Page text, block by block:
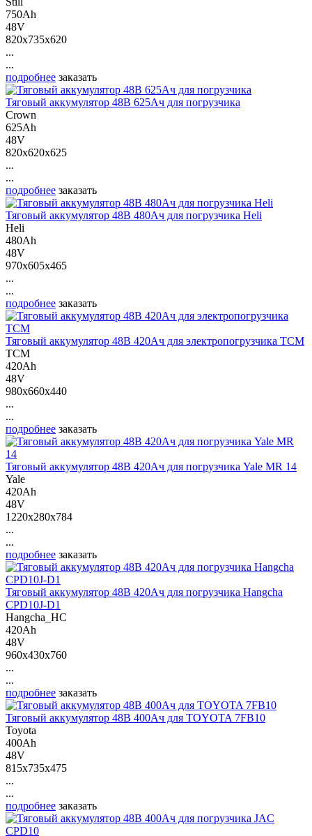
750Ah
48V
820x735x620
...
...
подробнее заказать
Тяговый аккумулятор 48В 625Ач для погрузчика
Crown
625Ah
48V
820x620x625
...
...
подробнее заказать
Тяговый аккумулятор 48В 480Ач для погрузчика Heli
Heli
480Ah
48V
970x605x465
...
...
подробнее заказать
Тяговый аккумулятор 48В 420Ач для электропогрузчика ТСМ
ТСМ
420Ah
48V
980x660x440
...
...
подробнее заказать
Тяговый аккумулятор 48В 420Ач для погрузчика Yale MR 14
Yale
420Ah
48V
1220x280x784
...
...
подробнее заказать
Тяговый аккумулятор 48В 420Ач для погрузчика Hangcha
CPD10J-D1
Hangcha_HC
420Ah
48V
960x430x760
...
...
подробнее заказать
Тяговый аккумулятор 48В 400Ач для TOYOTA 7FB10
Toyota
400Ah
48V
815x735x475
...
...
подробнее заказать